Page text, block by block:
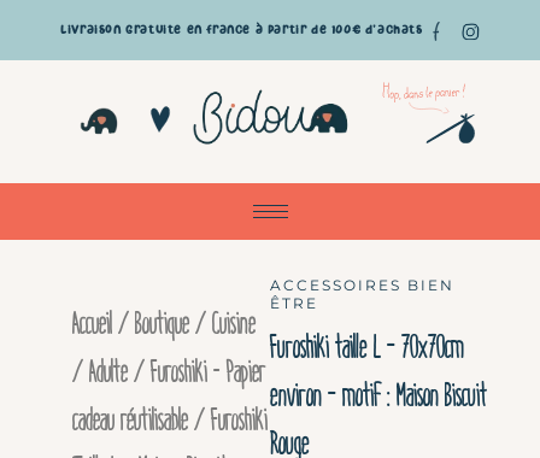
Aller
au
contenu
Livraison gratuite en France à partir de 100€ d'achats
Accueil/Boutique/Cuisine
/ Adulte/Furoshiki - Papier
cadeau réutilisable/ Furoshiki
ACCESSOIRES BIEN
ÊTRE
Furoshiki taille L – 70x70cm
environ – motif : Maison Biscuit
Rouge